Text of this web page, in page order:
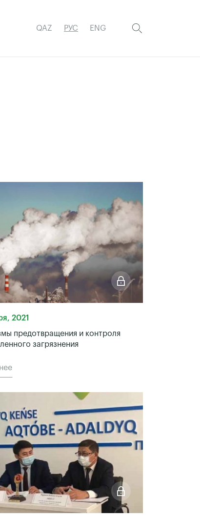
QAZ РУС ENG
2021
предотвращения и контроля
загрязнения